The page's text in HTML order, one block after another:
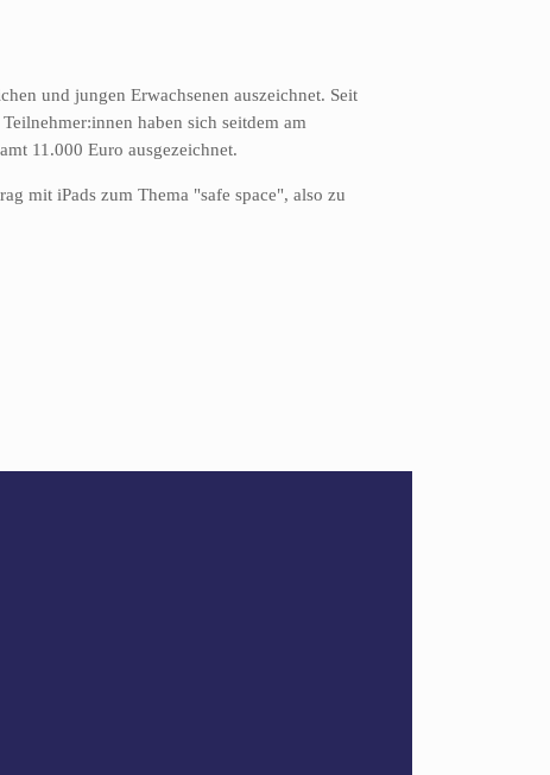
und jungen Erwachsenen auszeichnet. Seit
haben sich seitdem am
11.000 Euro ausgezeichnet.
mit iPads zum Thema "safe space", also zu